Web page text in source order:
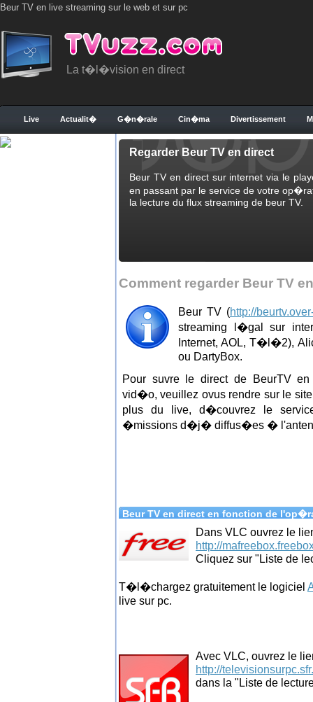
Beur TV en live streaming sur le web et sur pc
La t�l�vision en direct
Live Actualit� G�n�rale Cin�ma Divertissement
Regarder Beur TV en direct
Beur TV en direct sur internet via le
en passant par le service de votre
la lecture du flux streaming de beur TV.
Comment regarder Beur TV
Beur TV (http://
streaming l�gal sur
Internet, AOL, T�l�2),
ou DartyBox.
Pour suvre le direct de BeurTV
vid�o, veuillez ovus rendre sur le
plus du live, d�couvrez le
�missions d�j� diffus�es �
Beur TV en direct en fonction de
Dans VLC ouvrez le
http://
Cliquez sur "Liste de
T�l�chargez gratuitement le logiciel
live sur pc.
Avec VLC, ouvrez le
http://
dans la "Liste de